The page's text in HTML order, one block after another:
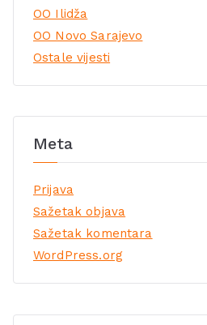
OO Ilidža
OO Novo Sarajevo
Ostale vijesti
Meta
Prijava
Sažetak objava
Sažetak komentara
WordPress.org